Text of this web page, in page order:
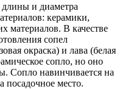
и диаметра
керамики,
материалов. В качестве
сопел
окраска) и лава (белая
сопло, но оно
Сопло навинчивается на
посадочное место.